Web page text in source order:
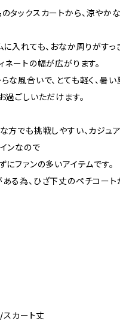
タックスカートから、涼やか
に入れても、おなか周りがすっ
ネートの幅が広がります。
な風合いで、とても軽く、暑い
過ごしいただけます。
方でも挑戦しやすい、カジュ
ンなので
にファンの多いアイテムです。
る為、ひざ下丈のペチコート
スカート丈